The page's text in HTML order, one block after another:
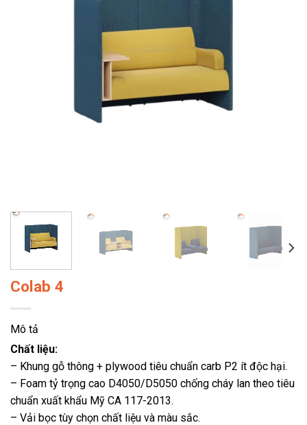
Colab 4
Mô tả
Chất liệu:
– Khung gỗ thông + plywood tiêu chuẩn carb P2 ít độc hại.
– Foam tỷ trọng cao D4050/D5050 chống cháy lan theo tiêu
chuẩn xuất khẩu Mỹ CA 117-2013.
– Vải bọc tùy chọn chất liệu và màu sắc.